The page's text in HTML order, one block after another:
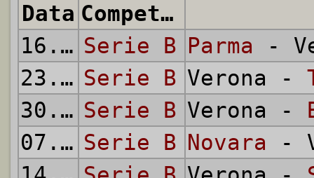
Data Competizione
16.09.
1956
Serie B Parma -
23.09.
1956
Serie B Verona -
30.09.
1956
Serie B Verona -
07.10.
1956
Serie B Novara -